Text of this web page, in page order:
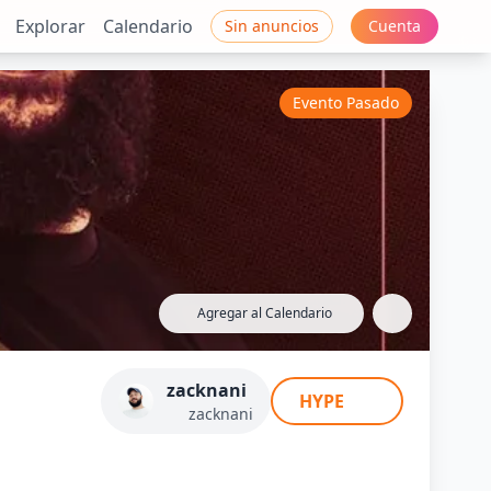
Explorar Calendario Sin anuncios Cuenta
- Zack
Agregar al Calendario
Evento Pasado
zacknani
zacknani
HYPE